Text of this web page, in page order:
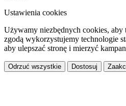
Ustawienia cookies
Używamy niezbędnych cookies, aby
zgodą wykorzystujemy technologie
aby ulepszać stronę i mierzyć
Odrzuć wszystkie Dostosuj